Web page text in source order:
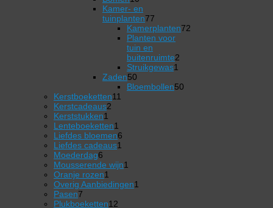
producten
Kamer- en
tuinplanten77
producten
Kamerplanten72
72
producten
Planten voor
tuin en
buitenruimte2
Struikgewas1
Zaden50
producten
Bloembollen50
Kerstboeketten11
Kerstcadeaus2
Kerststukken1
product
Lenteboeketten1
product
Liefdes bloemen6
Liefdes cadeaus1
Moederdag6
producten
Mousserende wijn1
Oranje rozen1
product
Overig Aanbiedingen1
Pasen7
producten
Plukboeketten12